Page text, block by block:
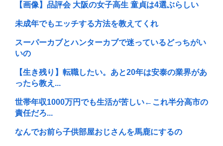
【画像】品評会 大阪の女子高生 童貞は4選ぶらしい
未成年でもエッチする方法を教えてくれ
スーパーカブとハンターカブで迷っているどっちがい
いの
【生き残り】転職したい。あと20年は安泰の業界があ
ったら教え...
世帯年収1000万円でも生活が苦しい←これ半分高市の
責任だろ...
なんでお前ら子供部屋おじさんを馬鹿にするの